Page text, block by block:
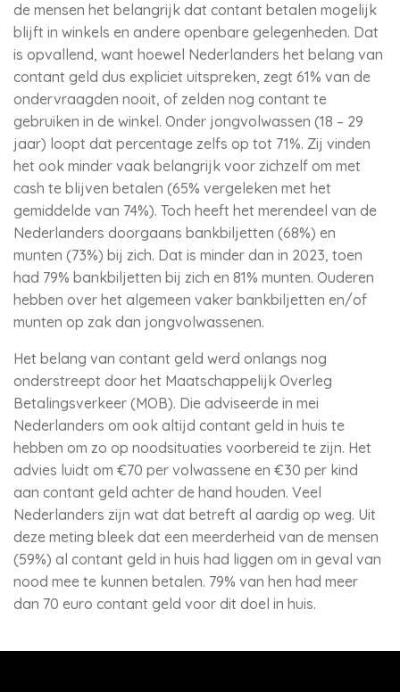
de mensen het belangrijk dat contant betalen mogelijk
blijft in winkels en andere openbare gelegenheden. Dat
is opvallend, want hoewel Nederlanders het belang van
contant geld dus expliciet uitspreken, zegt 61% van de
ondervraagden nooit, of zelden nog contant te
gebruiken in de winkel. Onder jongvolwassen (18 – 29
jaar) loopt dat percentage zelfs op tot 71%. Zij vinden
het ook minder vaak belangrijk voor zichzelf om met
cash te blijven betalen (65% vergeleken met het
gemiddelde van 74%). Toch heeft het merendeel van de
Nederlanders doorgaans bankbiljetten (68%) en
munten (73%) bij zich. Dat is minder dan in 2023, toen
had 79% bankbiljetten bij zich en 81% munten. Ouderen
hebben over het algemeen vaker bankbiljetten en/of
munten op zak dan jongvolwassenen.
Het belang van contant geld werd onlangs nog
onderstreept door het Maatschappelijk Overleg
Betalingsverkeer (MOB). Die adviseerde in mei
Nederlanders om ook altijd contant geld in huis te
hebben om zo op noodsituaties voorbereid te zijn. Het
advies luidt om €70 per volwassene en €30 per kind
aan contant geld achter de hand houden. Veel
Nederlanders zijn wat dat betreft al aardig op weg. Uit
deze meting bleek dat een meerderheid van de mensen
(59%) al contant geld in huis had liggen om in geval van
nood mee te kunnen betalen. 79% van hen had meer
dan 70 euro contant geld voor dit doel in huis.